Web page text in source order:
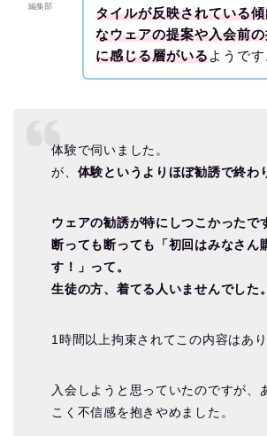
編集部
タイルが反映されている
なウェアの提案や入会前
に感じる層がいるようです
体験で伺いました。
が、 体験というよりほぼ勧誘で終わ
ウェアの勧誘が特にしつこかったで
断っても断っても「初回はみなさん
す！」って。
生徒の方、着てる人いませんでした
1時間以上拘束されてこの内容はあり
入会しようと思っていたのですが、
こく不信感を抱きやめました。